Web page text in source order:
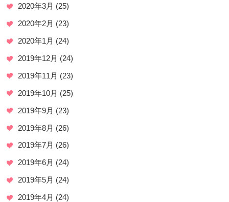
2020年3月 (25)
2020年2月 (23)
2020年1月 (24)
2019年12月 (24)
2019年11月 (23)
2019年10月 (25)
2019年9月 (23)
2019年8月 (26)
2019年7月 (26)
2019年6月 (24)
2019年5月 (24)
2019年4月 (24)